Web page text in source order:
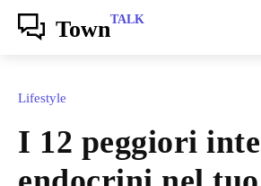
TownTALK
Lifestyle
I 12 peggiori